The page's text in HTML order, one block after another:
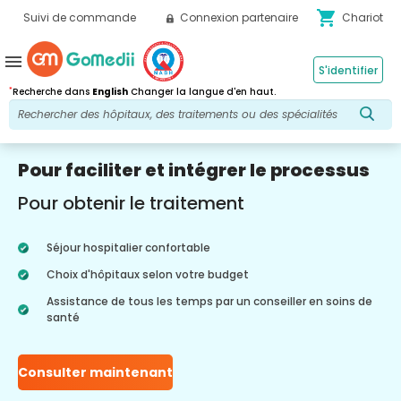
Suivi de commande Connexion partenaire shopping_cart Chariot
*Recherche dans English Changer la langue d'en haut.
S'identifier
menu
Pour faciliter et intégrer le processus
Pour obtenir le traitement
Séjour hospitalier confortable
Choix d'hôpitaux selon votre budget
Assistance de tous les temps par un conseiller en soins de
santé
Consulter maintenant